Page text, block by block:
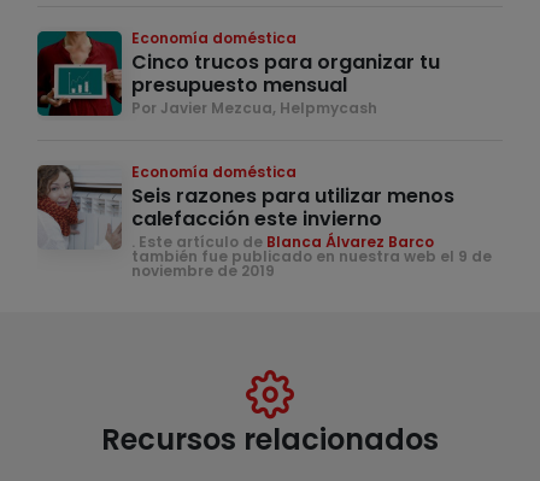
Economía doméstica
Cinco trucos para organizar tu
presupuesto mensual
Por Javier Mezcua, Helpmycash
Economía doméstica
Seis razones para utilizar menos
calefacción este invierno
. Este artículo de Blanca Álvarez Barco
también fue publicado en nuestra web el 9 de
noviembre de 2019
Recursos relacionados